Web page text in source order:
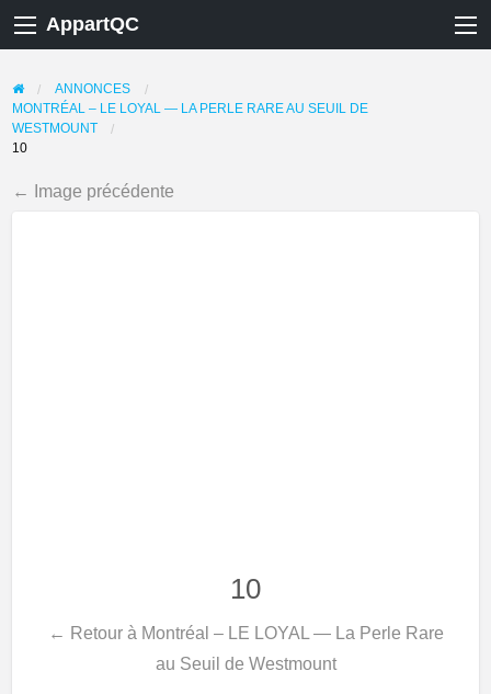
AppartQC
ANNONCES
MONTRÉAL – LE LOYAL — LA PERLE RARE AU SEUIL DE
WESTMOUNT
10
← Image précédente
10
← Retour à Montréal – LE LOYAL — La Perle Rare
au Seuil de Westmount